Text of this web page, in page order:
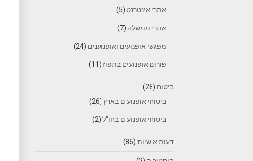
אתרי אינטרנט (5)
אתרי ממשלה (7)
מפגשי אופנועים ואופנוענים (24)
פורום אופנועים בתפוז (11)
ביטוח (28)
ביטוחי אופנועים בארץ (26)
ביטוחי אופנועים בחו"ל (2)
דעות אישיות (86)